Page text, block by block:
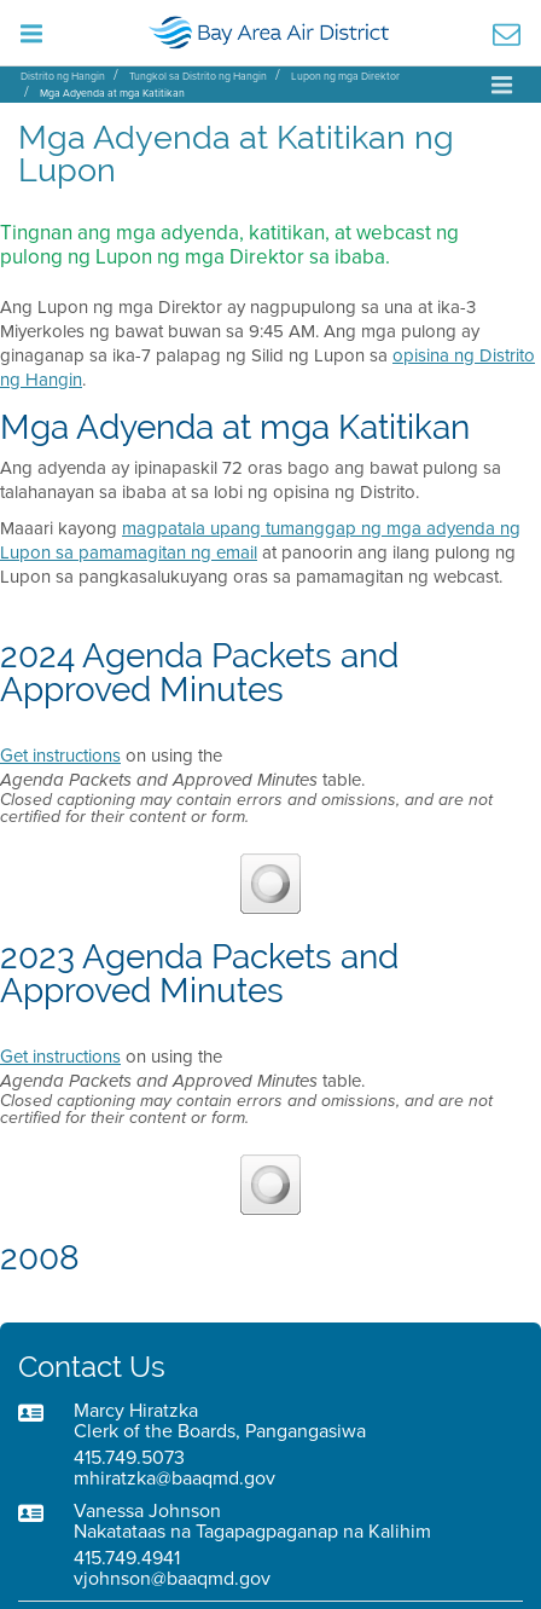
Distrito ng Hangin Tungkol sa Distrito ng Hangin
Lupon ng mga Direktor
Mga Adyenda at mga Katitikan
Mga Adyenda at Katitikan ng
Lupon
Tingnan ang mga adyenda, katitikan, at webcast ng
pulong ng Lupon ng mga Direktor sa ibaba.
Ang Lupon ng mga Direktor ay nagpupulong sa una at ika-3
Miyerkoles ng bawat buwan sa 9:45 AM. Ang mga pulong ay
ginaganap sa ika-7 palapag ng Silid ng Lupon sa opisina ng Distrito
ng Hangin.
Mga Adyenda at mga Katitikan
Ang adyenda ay ipinapaskil 72 oras bago ang bawat pulong sa
talahanayan sa ibaba at sa lobi ng opisina ng Distrito.
Maaari kayong magpatala upang tumanggap ng mga adyenda ng
Lupon sa pamamagitan ng emailat panoorin ang ilang pulong ng
Lupon sa pangkasalukuyang oras sa pamamagitan ng webcast.
2024 Agenda Packets and
Approved Minutes
Get instructionson using the
Agenda Packets and Approved Minutes table.
Closed captioning may contain errors and omissions, and are not
certified for their content or form.
2023 Agenda Packets and
Approved Minutes
Get instructionson using the
Agenda Packets and Approved Minutes table.
Closed captioning may contain errors and omissions, and are not
certified for their content or form.
2008
Contact Us
Marcy Hiratzka
Clerk of the Boards, Pangangasiwa
415.749.5073
mhiratzka@baaqmd.gov
Vanessa Johnson
Nakatataas na Tagapagpaganap na Kalihim
415.749.4941
vjohnson@baaqmd.gov